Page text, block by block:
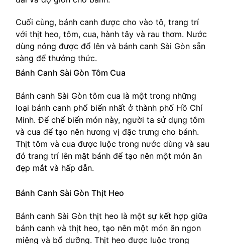
Cuối cùng, bánh canh được cho vào tô, trang trí
với thịt heo, tôm, cua, hành tây và rau thơm. Nước
dùng nóng được đổ lên và bánh canh Sài Gòn sẵn
sàng để thưởng thức.
Bánh Canh Sài Gòn Tôm Cua
Bánh canh Sài Gòn tôm cua là một trong những
loại bánh canh phổ biến nhất ở thành phố Hồ Chí
Minh. Để chế biến món này, người ta sử dụng tôm
và cua để tạo nên hương vị đặc trưng cho bánh.
Thịt tôm và cua được luộc trong nước dùng và sau
đó trang trí lên mặt bánh để tạo nên một món ăn
đẹp mắt và hấp dẫn.
Bánh Canh Sài Gòn Thịt Heo
Bánh canh Sài Gòn thịt heo là một sự kết hợp giữa
bánh canh và thịt heo, tạo nên một món ăn ngon
miệng và bổ dưỡng. Thịt heo được luộc trong